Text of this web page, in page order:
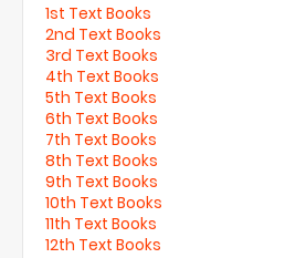
1st Text Books
2nd Text Books
3rd Text Books
4th Text Books
5th Text Books
6th Text Books
7th Text Books
8th Text Books
9th Text Books
10th Text Books
11th Text Books
12th Text Books